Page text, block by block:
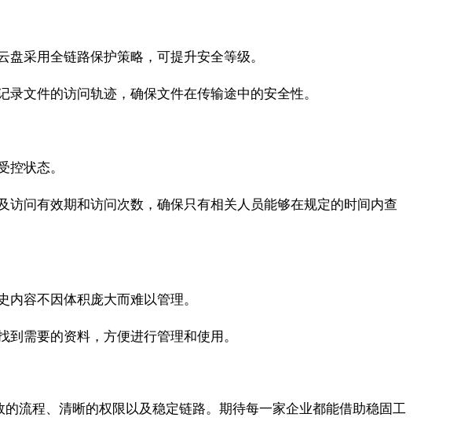
采用全链路保护策略，可提升安全等级。
文件的访问轨迹，确保文件在传输途中的安全性。
状态。
问有效期和访问次数，确保只有相关人员能够在规定的时间内查
容不因体积庞大而难以管理。
需要的资料，方便进行管理和使用。
流程、清晰的权限以及稳定链路。期待每一家企业都能借助稳固工